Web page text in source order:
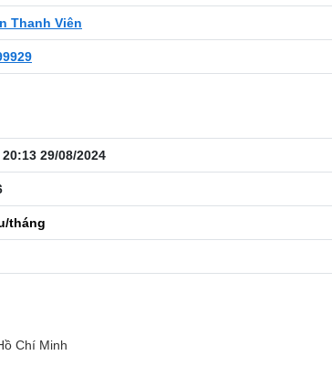
Thanh Viên
29/08/2024
tháng
Chí Minh